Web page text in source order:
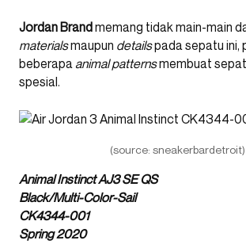
Jordan Brandmemang tidak main-main
materialsmaupun detailspada sepatu ini,
beberapa animal patternsmembuat
spesial.
(source: sneakerbardetroit)
Animal Instinct AJ3 SE QS
Black/Multi-Color-Sail
CK4344-001
Spring 2020